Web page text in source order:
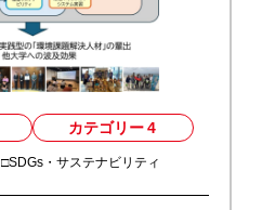
カテゴリー 4
□SDGs・サステナビリティ